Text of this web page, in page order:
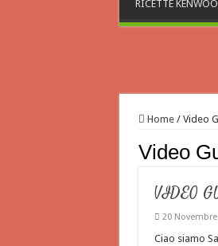
RICETTE
Home / Video
Video
VIDEO
20 Novembre
Ciao siamo